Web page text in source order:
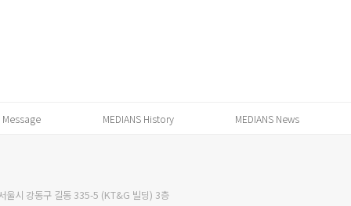
Message MEDIANS History MEDIANS News
울시 강동구 길동 335-5 (KT&G 빌딩) 3층